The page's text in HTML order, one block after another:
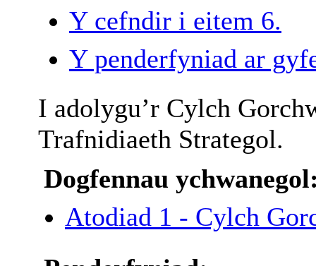
Y cefndir i eitem 6.
Y penderfyniad ar
I adolygu’r Cylch
Trafnidiaeth Strategol.
Dogfennau
Atodiad 1 - Cylch